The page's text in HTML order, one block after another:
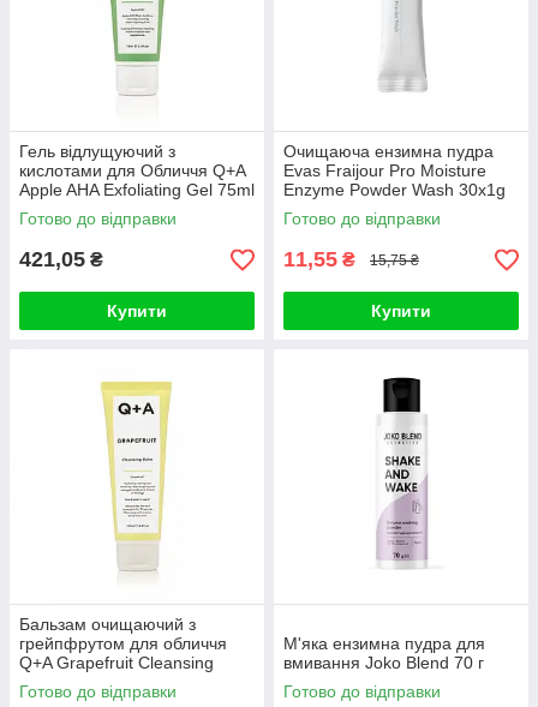
Гель відлущуючий з
кислотами для Обличчя Q+A
Apple AHA Exfoliating Gel 75ml
Готово до відправки
421,05 ₴
Купити
Очищаюча ензимна пудра
Evas Fraijour Pro Moisture
Enzyme Powder Wash 30x1g
(30 шт)
Готово до відправки
11,55 ₴ 15,75 ₴
Купити
Бальзам очищаючий з
грейпфрутом для обличчя
Q+A Grapefruit Cleansing
Balm 125m
Готово до відправки
М'яка ензимна пудра для
вмивання Joko Blend 70 г
Готово до відправки